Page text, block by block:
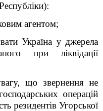
агентом;
Україна у джерела
при ліквідації
що звернення не
операцій
резидентів Угорської